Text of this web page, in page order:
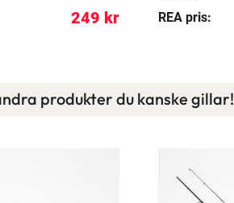
249 kr
REA pris:
produkter du kanske gillar!